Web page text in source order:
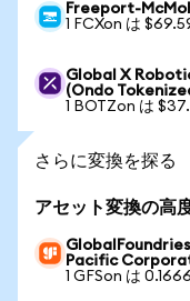
Freeport-
1 FCXon は
Global X
(Ondo
1 BOTZon は
さらに変換を探る
アセット変換の高
Pacific
1 GFSon は